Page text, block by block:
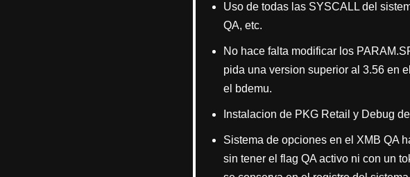
Uso de todas las SYSCALL del
QA, etc.
No hace falta modificar los
pida una version superior al 3.56 en
el bdemu.
Instalacion de PKG Retail y Debug
Sistema de opciones en el XMB QA
sin tener el flag QA activo ni con un